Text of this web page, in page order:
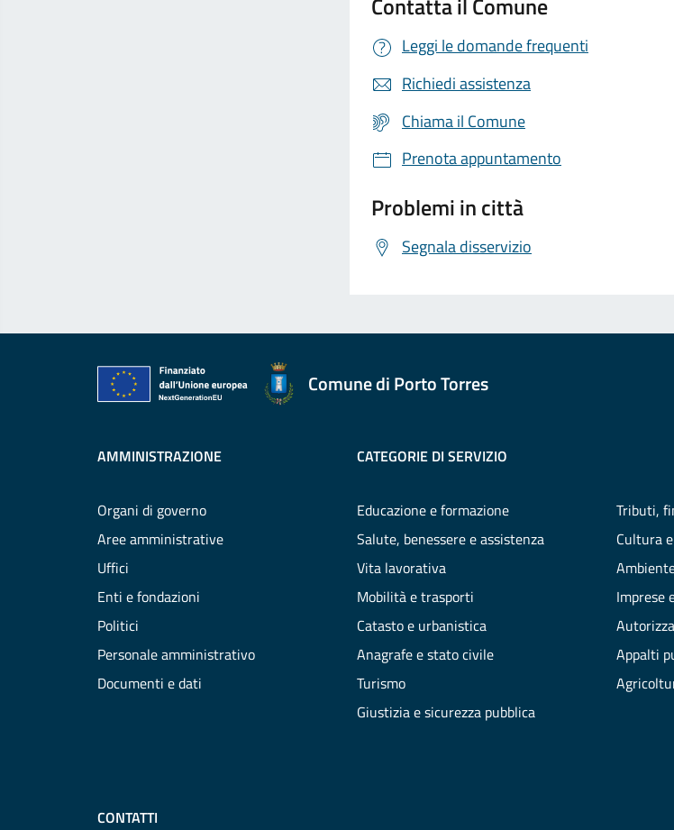
Leggi le domande frequenti
Richiedi assistenza
Chiama il Comune
Prenota appuntamento
Problemi in città
Segnala disservizio
Comune di Porto Torres
AMMINISTRAZIONE
Organi di governo
Aree amministrative
Uffici
Enti e fondazioni
Politici
Personale amministrativo
Documenti e dati
CATEGORIE DI SERVIZIO
Educazione e formazione
Salute, benessere e assistenza
Vita lavorativa
Mobilità e trasporti
Catasto e urbanistica
Anagrafe e stato civile
Turismo
Giustizia e sicurezza pubblica
Tributi,
Cultura
Imprese
Appalti
CONTATTI